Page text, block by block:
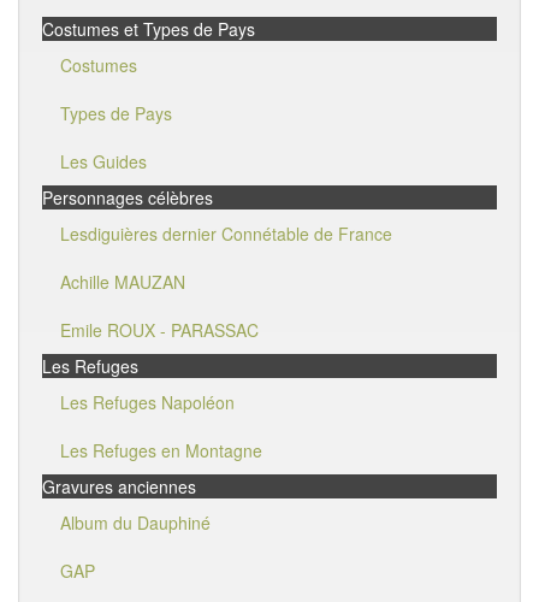
Costumes et Types de Pays
Costumes
Types de Pays
Les Guides
Personnages célèbres
Lesdiguières dernier Connétable de France
Achille MAUZAN
Emile ROUX - PARASSAC
Les Refuges
Les Refuges Napoléon
Les Refuges en Montagne
Gravures anciennes
Album du Dauphiné
GAP